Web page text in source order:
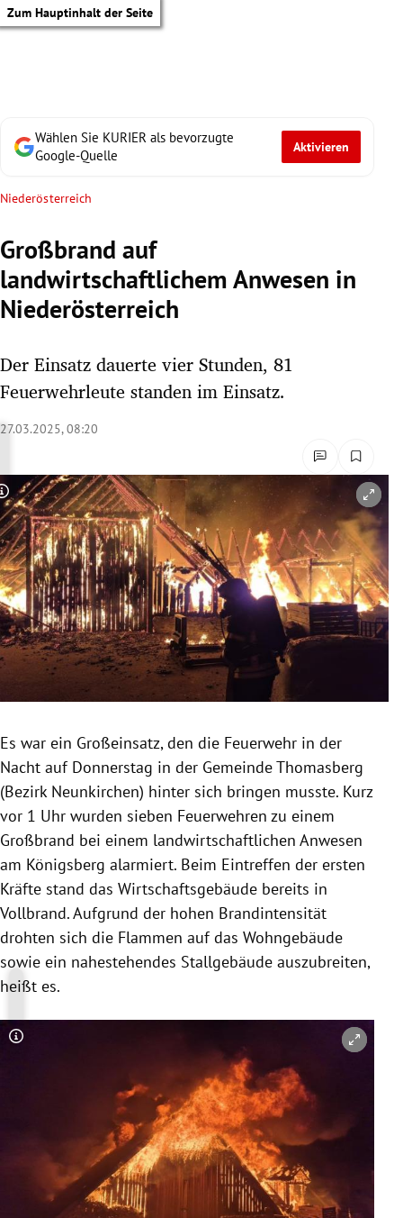
Zum Hauptinhalt der Seite
Untermenü
Untermenü
Untermenü
Untermenü
Untermenü
Untermenü
Untermenü
Wählen Sie KURIER als bevorzugte
Google-Quelle
Aktivieren
Niederösterreich
Großbrand auf
landwirtschaftlichem Anwesen in
Niederösterreich
Der Einsatz dauerte vier Stunden, 81
Feuerwehrleute standen im Einsatz.
27.03.2025, 08:20
Copyright-Hinweis öffnen/schließen
Es war ein Großeinsatz, den die Feuerwehr in der
Nacht auf Donnerstag in der Gemeinde Thomasberg
(Bezirk Neunkirchen) hinter sich bringen musste. Kurz
vor 1 Uhr wurden sieben Feuerwehren zu einem
Großbrand bei einem landwirtschaftlichen Anwesen
am Königsberg alarmiert. Beim Eintreffen der ersten
Kräfte stand das Wirtschaftsgebäude bereits in
Vollbrand. Aufgrund der hohen Brandintensität
drohten sich die Flammen auf das Wohngebäude
sowie ein nahestehendes Stallgebäude auszubreiten,
heißt es.
Copyright-Hinweis öffnen/schließen